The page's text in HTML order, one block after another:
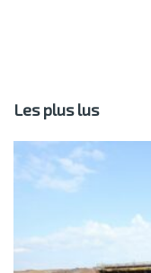
Les plus lus